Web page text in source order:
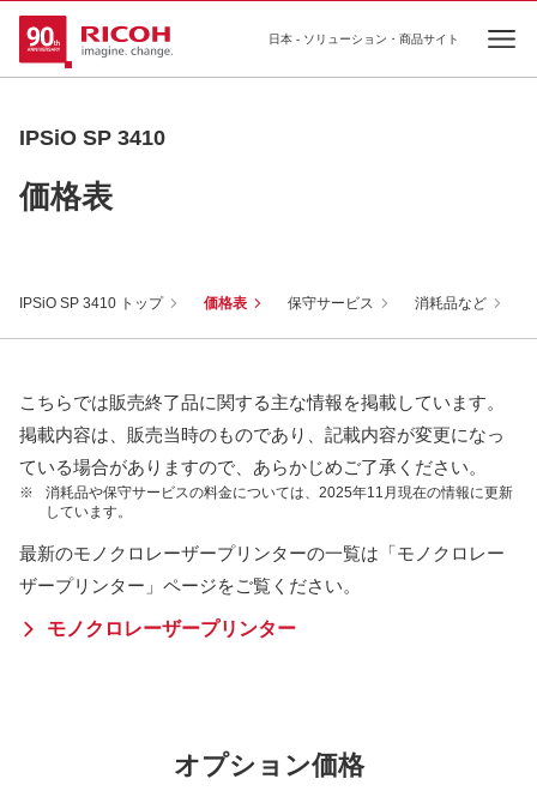
日本 - ソリューション・商品サイト
IPSiO SP 3410
価格表
IPSiO SP 3410 トップ 価格表 保守サービス 消耗品など
こちらでは販売終了品に関する主な情報を掲載しています。
掲載内容は、販売当時のものであり、記載内容が変更になっ
ている場合がありますので、あらかじめご了承ください。
※
消耗品や保守サービスの料金については、2025年11月現在の情報に更新
しています。
最新のモノクロレーザープリンターの一覧は「モノクロレー
ザープリンター」ページをご覧ください。
モノクロレーザープリンター
オプション価格